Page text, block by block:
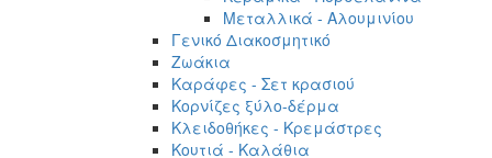
Μεταλλικά - Αλουμινίου
Γενικό Διακοσμητικό
Ζωάκια
Καράφες - Σετ κρασιού
Κορνίζες ξύλο-δέρμα
Κλειδοθήκες - Κρεμάστρες
Κουτιά - Καλάθια